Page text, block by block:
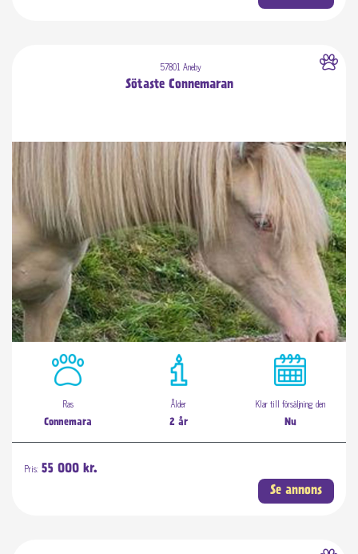
57801 Aneby
Sötaste Connemaran
Ras
Connemara
Ålder
2 år
Klar till försäljning den
Nu
Pris: 55 000 kr.
Se annons